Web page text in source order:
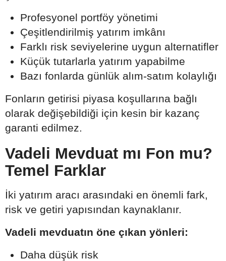
Profesyonel portföy yönetimi
Çeşitlendirilmiş yatırım imkânı
Farklı risk seviyelerine uygun alternatifler
Küçük tutarlarla yatırım yapabilme
Bazı fonlarda günlük alım-satım kolaylığı
Fonların getirisi piyasa koşullarına bağlı
olarak değişebildiği için kesin bir kazanç
garanti edilmez.
Vadeli Mevduat mı Fon mu?
Temel Farklar
İki yatırım aracı arasındaki en önemli fark,
risk ve getiri yapısından kaynaklanır.
Vadeli mevduatın öne çıkan yönleri:
Daha düşük risk